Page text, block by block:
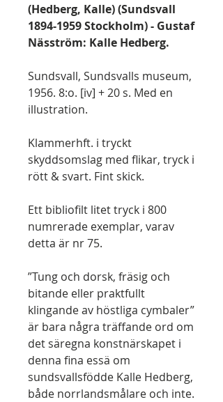
(Hedberg, Kalle) (Sundsvall
1894-1959 Stockholm) - Gustaf
Näsström: Kalle Hedberg.
Sundsvall, Sundsvalls museum,
1956. 8:o. [iv] + 20 s. Med en
illustration.
Klammerhft. i tryckt
skyddsomslag med flikar, tryck i
rött & svart. Fint skick.
Ett bibliofilt litet tryck i 800
numrerade exemplar, varav
detta är nr 75.
”Tung och dorsk, fräsig och
bitande eller praktfullt
klingande av höstliga cymbaler”
är bara några träffande ord om
det säregna konstnärskapet i
denna fina essä om
sundsvallsfödde Kalle Hedberg,
både norrlandsmålare och inte.